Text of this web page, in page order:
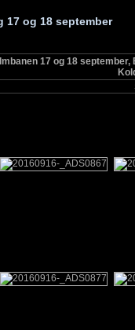
17 og 18 september
17 og 18